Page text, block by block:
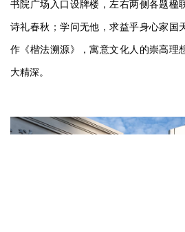
书院广场入口设牌楼，左右两侧各题楹
诗礼春秋；学问无他，求益乎身心家国
作《楷法溯源》，寓意文化人的崇高理
大精深。